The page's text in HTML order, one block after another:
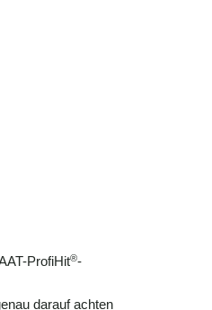
ProfiHit®-
darauf achten